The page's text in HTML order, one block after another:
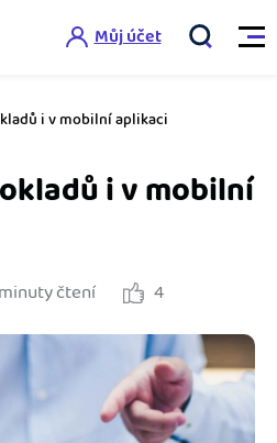
Můj účet
i v mobilní aplikaci
i v mobilní
čtení 4